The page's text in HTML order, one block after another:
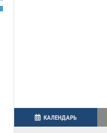
КАЛЕНДАРЬ